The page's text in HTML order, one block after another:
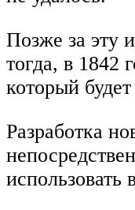
Позже за эту
тогда, в 1842
который
Разработка
использовать